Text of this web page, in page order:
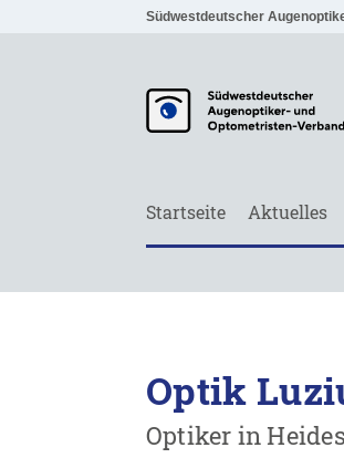
Südwestdeutscher
Startseite Aktuelles
Optik
Optiker in